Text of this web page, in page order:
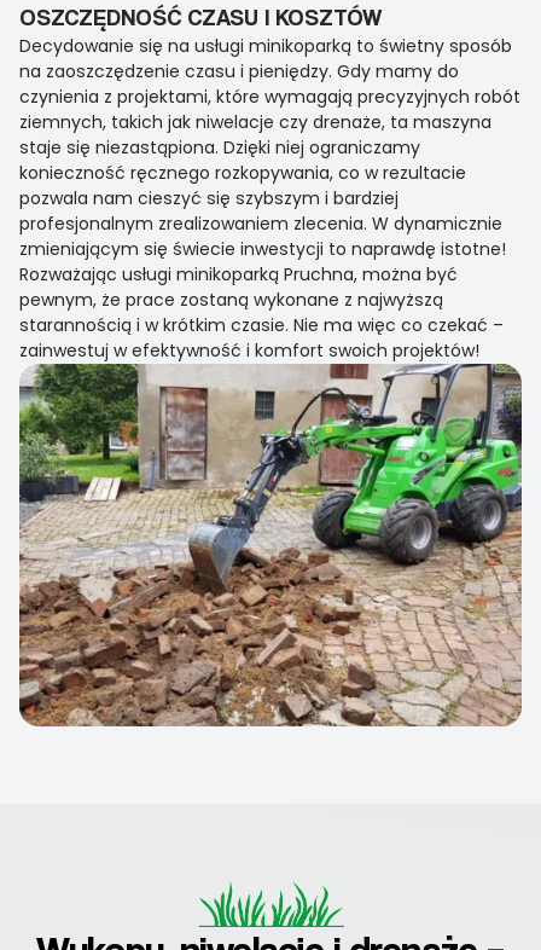
OSZCZĘDNOŚĆ CZASU I KOSZTÓW
Decydowanie się na usługi minikoparką to świetny sposób
na zaoszczędzenie czasu i pieniędzy. Gdy mamy do
czynienia z projektami, które wymagają precyzyjnych robót
ziemnych, takich jak niwelacje czy drenaże, ta maszyna
staje się niezastąpiona. Dzięki niej ograniczamy
konieczność ręcznego rozkopywania, co w rezultacie
pozwala nam cieszyć się szybszym i bardziej
profesjonalnym zrealizowaniem zlecenia. W dynamicznie
zmieniającym się świecie inwestycji to naprawdę istotne!
Rozważając usługi minikoparką Pruchna, można być
pewnym, że prace zostaną wykonane z najwyższą
starannością i w krótkim czasie. Nie ma więc co czekać –
zainwestuj w efektywność i komfort swoich projektów!